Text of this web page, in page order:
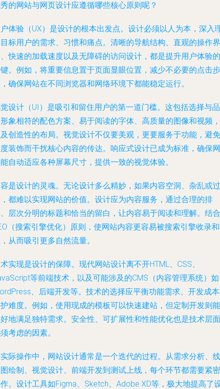
的网站与网页设计应遵循哪些核心原则呢？
体验（UX）是设计的根本出发点。设计必须以人为本，深入
标用户的需求、习惯和痛点。清晰的导航结构、直观的操作界
快速的加载速度以及无障碍的访问设计，都是提升用户体验的
。例如，将重要信息置于页面显眼位置，减少不必要的点击步
确保网站在不同浏览器和网络环境下都能稳定运行。
设计（UI）是吸引和留住用户的第一道门槛。这包括选择与品
象相符的配色方案、易于阅读的字体、高质量的图像和视频，
创造性的布局。视觉设计不仅要美观，更要服务于功能，避免
装饰而干扰核心内容的传达。响应式设计已成为标准，确保网
自动适应各种屏幕尺寸，提供一致的视觉体验。
是设计的灵魂。无论设计多么精妙，如果内容空洞、杂乱或过
都难以实现网站的价值。设计应为内容服务，通过合理的排
层次分明的标题和恰当的留白，让内容易于阅读和理解。结合
（搜索引擎优化）原则，使网站内容更容易被搜索引擎收录
从而吸引更多自然流量。
实现是设计的保障。现代网站设计离不开HTML、CSS、
等前端技术，以及可能涉及的CMS（内容管理系统）如
、后端开发等。技术的选择应平衡功能需求、开发成
难度。例如，使用现成的模板可以快速建站，但定制开发则能
地满足独特需求。安全性、可扩展性和性能优化也是技术层面
考虑的因素。
际操作中，网站设计通常是一个迭代的过程。从需求分析、线
绘制、视觉设计、前端开发到测试上线，每个环节都需要紧密
。设计工具如Figma、Sketch、Adobe XD等，极大地提高了